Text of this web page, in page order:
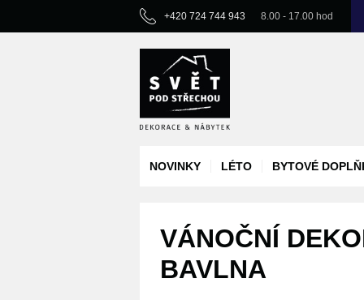
+420 724 744 943 8.00 - 17.00 hod
NOVINKY LÉTO BYTOVÉ
VÁNOČNÍ
BAVLNA